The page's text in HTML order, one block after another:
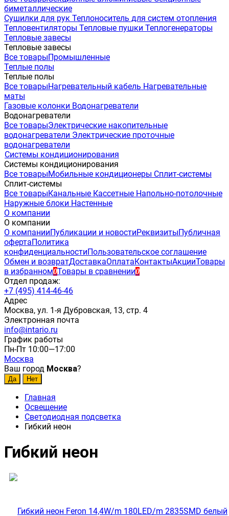
биметаллические
Сушилки для рук Теплоноситель для систем отопления
Тепловентиляторы Тепловые пушки Теплогенераторы
Тепловые завесы
Тепловые завесы
Все товарыПромышленные
Теплые полы
Теплые полы
Все товарыНагревательный кабель Нагревательные
маты
Газовые колонки Водонагреватели
Водонагреватели
Все товарыЭлектрические накопительные
водонагреватели Электрические проточные
водонагреватели
Системы кондиционирования
Системы кондиционирования
Все товарыМобильные кондиционеры Сплит-системы
Сплит-системы
Все товарыКанальные Кассетные Напольно-потолочные
Наружные блоки Настенные
О компании
О компании
О компанииПубликации и новостиРеквизитыПубличная
офертаПолитика
конфиденциальностиПользовательское соглашение
Обмен и возвратДоставкаОплатаКонтактыАкцииТовары
в избранном0Товары в сравнении0
Отдел продаж:
+7 (495) 414-46-46
Адрес
Москва, ул. 1-я Дубровская, 13, стр. 4
Электронная почта
info@intario.ru
График работы
Пн-Пт 10:00—17:00
Москва
Ваш город Москва?
Главная
Освещение
Светодиодная подсветка
Гибкий неон
Гибкий неон